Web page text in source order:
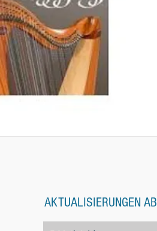
AKTUALISIERUNGEN